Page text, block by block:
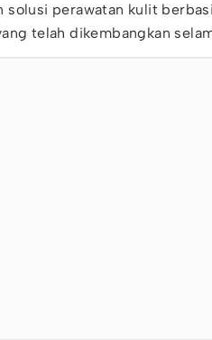
solusi perawatan kulit
telah dikembangkan